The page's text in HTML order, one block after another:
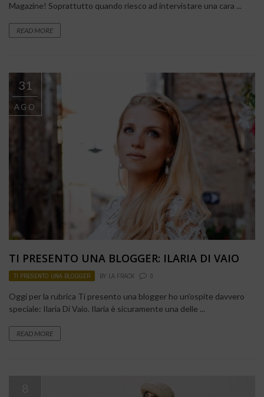
Magazine! Soprattutto quando riesco ad intervistare una cara ...
READ MORE
31
AGO
TI PRESENTO UNA BLOGGER: ILARIA DI VAIO
TI PRESENTO UNA BLOGGER BY LA FRACK 0
Oggi per la rubrica Ti presento una blogger ho un’ospite davvero
speciale: Ilaria Di Vaio. Ilaria è sicuramente una delle ...
READ MORE